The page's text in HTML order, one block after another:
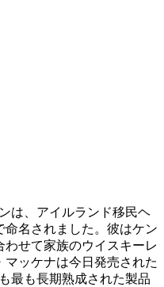
は、アイルランド移民ヘ
命名されました。彼はケン
せて家族のウイスキーレ
ッケナは今日発売された
最も長期熟成された製品